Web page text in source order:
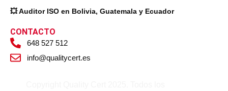
💥 Auditor ISO en Bolivia, Guatemala y Ecuador
CONTACTO
648 527 512
info@qualitycert.es